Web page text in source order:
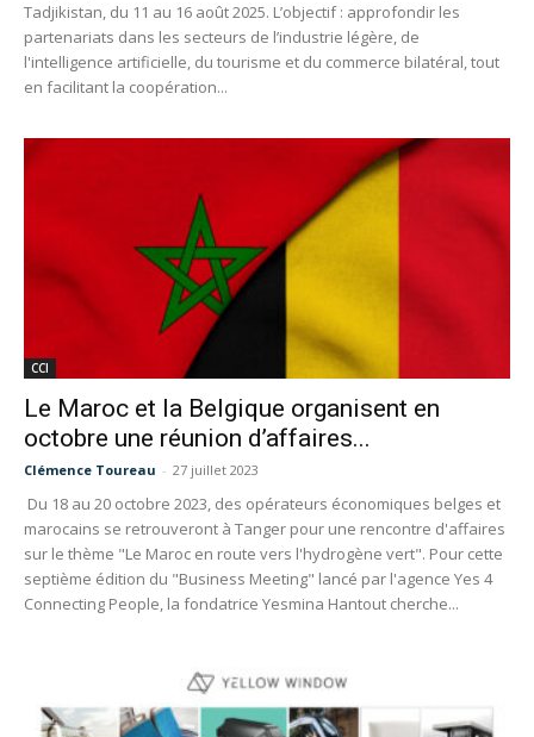
Tadjikistan, du 11 au 16 août 2025. L’objectif : approfondir les
partenariats dans les secteurs de l’industrie légère, de
l'intelligence artificielle, du tourisme et du commerce bilatéral, tout
en facilitant la coopération...
CCI
Le Maroc et la Belgique organisent en
octobre une réunion d’affaires...
Clémence Toureau - 27 juillet 2023
Du 18 au 20 octobre 2023, des opérateurs économiques belges et
marocains se retrouveront à Tanger pour une rencontre d'affaires
sur le thème "Le Maroc en route vers l'hydrogène vert". Pour cette
septième édition du "Business Meeting" lancé par l'agence Yes 4
Connecting People, la fondatrice Yesmina Hantout cherche...